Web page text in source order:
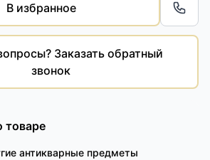
В избранное
Заказать обратный
звонок
товаре
антикварные предметы